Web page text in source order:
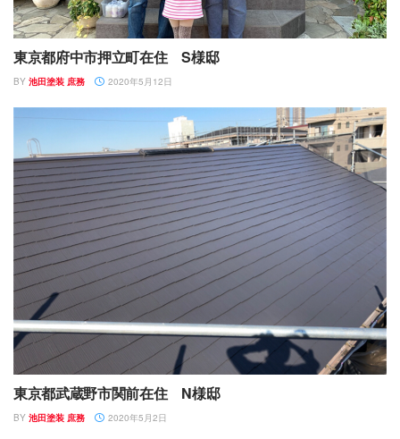
東京都府中市押立町在住 S様邸
BY 池田塗装 庶務 2020年5月12日
東京都武蔵野市関前在住 N様邸
BY 池田塗装 庶務 2020年5月2日